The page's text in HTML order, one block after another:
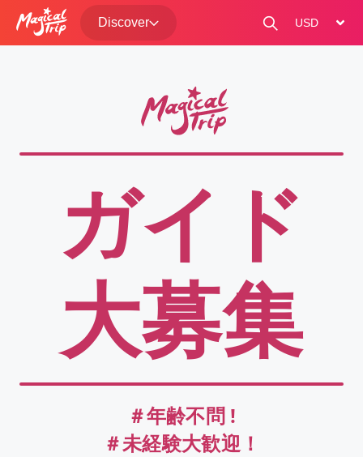
Discover
change
ガイド
大募集
＃年齢不問 !
＃未経験大歓迎！